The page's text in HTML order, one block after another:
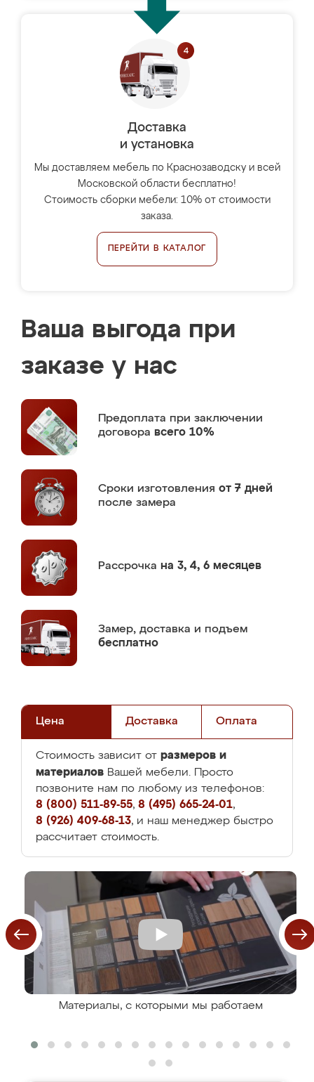
Доставка
и установка
Мы доставляем мебель по Краснозаводску и всей
Московской области бесплатно!
Стоимость сборки мебели: 10% от стоимости
заказа.
ПЕРЕЙТИ В КАТАЛОГ
Ваша выгода при
заказе у нас
Предоплата при заключении
договора всего 10%
Сроки изготовления от 7 дней
после замера
Рассрочка на 3, 4, 6 месяцев
Замер, доставка и подъем
бесплатно
Цена Доставка Оплата
Стоимость зависит от размеров и
материалов Вашей мебели. Просто
позвоните нам по любому из телефонов:
8 (800) 511-89-55, 8 (495) 665-24-01,
8 (926) 409-68-13, и наш менеджер быстро
рассчитает стоимость.
Материалы, с которыми мы работаем